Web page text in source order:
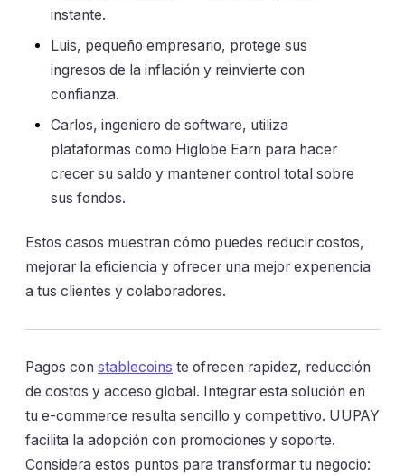
instante.
Luis, pequeño empresario, protege sus
ingresos de la inflación y reinvierte con
confianza.
Carlos, ingeniero de software, utiliza
plataformas como Higlobe Earn para hacer
crecer su saldo y mantener control total sobre
sus fondos.
Estos casos muestran cómo puedes reducir costos,
mejorar la eficiencia y ofrecer una mejor experiencia
a tus clientes y colaboradores.
Pagos con stablecoins te ofrecen rapidez, reducción
de costos y acceso global. Integrar esta solución en
tu e-commerce resulta sencillo y competitivo. UUPAY
facilita la adopción con promociones y soporte.
Considera estos puntos para transformar tu negocio: